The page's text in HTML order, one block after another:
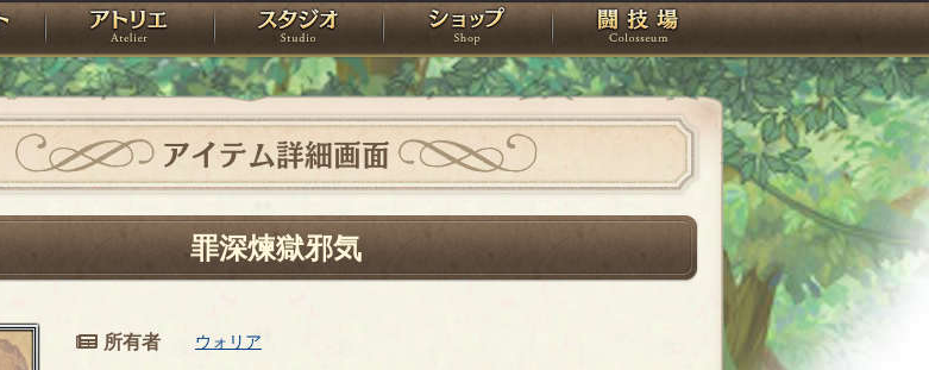
ローレット アトリエ スタジオ ショップ 闘技場
アイテム詳細画面
罪深煉獄邪気
所有者 ウォリア